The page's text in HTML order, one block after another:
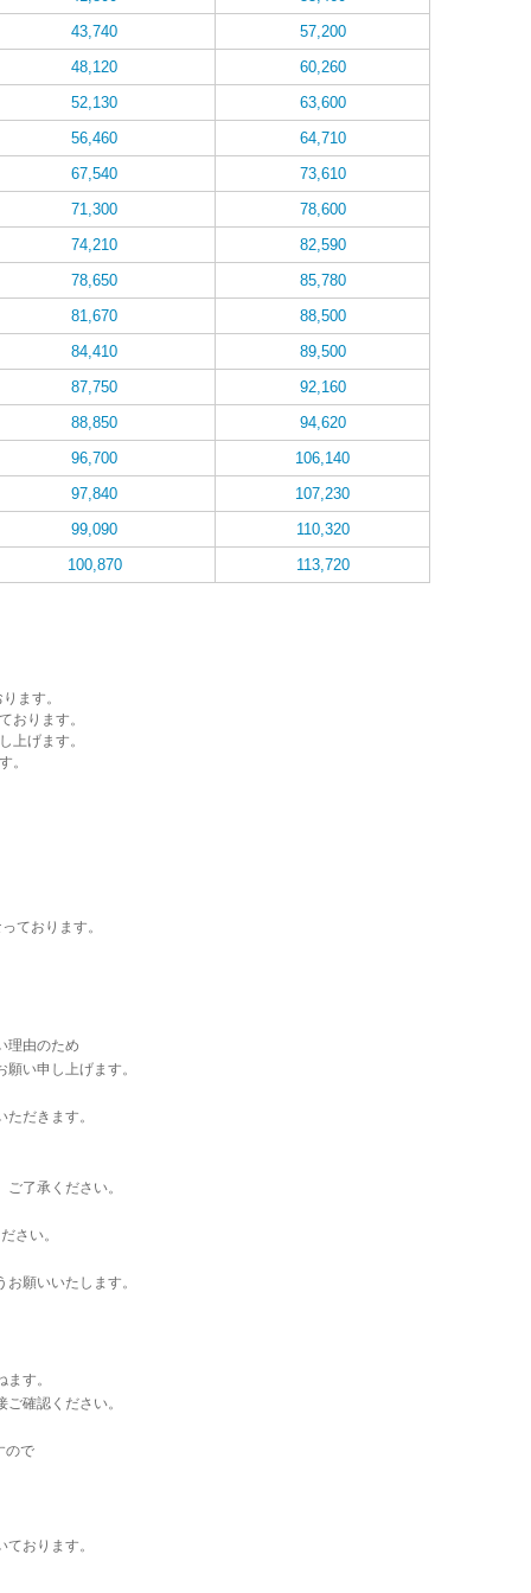
43,740
57,200
48,120
60,260
52,130
63,600
56,460
64,710
67,540
73,610
71,300
78,600
74,210
82,590
78,650
85,780
81,670
88,500
84,410
89,500
87,750
92,160
88,850
94,620
96,700
106,140
97,840
107,230
99,090
110,320
100,870
113,720
ます。
おります。
上げます。
。
ております。
理由のため
い申し上げます。
だきます。
了承ください。
さい。
願いいたします。
す。
確認ください。
ので
おります。